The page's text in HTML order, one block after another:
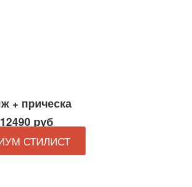
+ прическа
руб
СТИЛИСТ